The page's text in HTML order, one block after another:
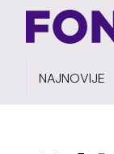
NAJNOVIJE